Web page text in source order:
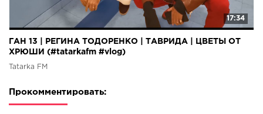
17:34
ГАН 13 | РЕГИНА ТОДОРЕНКО | ТАВРИДА | ЦВЕТЫ ОТ
ХРЮШИ (#tatarkafm #vlog)
Tatarka FM
Прокомментировать: